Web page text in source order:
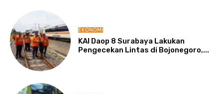
EKONOMI
KAI Daop 8 Surabaya Lakukan
Pengecekan Lintas di Bojonegoro,...